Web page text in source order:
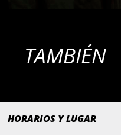
TAMBIÉN
HORARIOS Y LUGAR